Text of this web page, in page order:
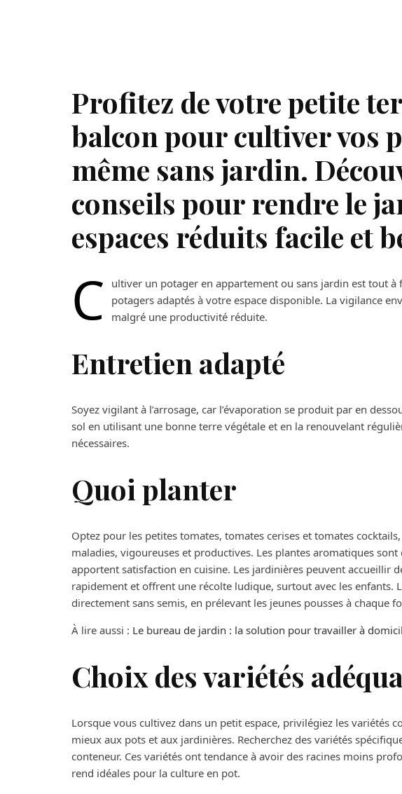
Profitez de votre petite
balcon pour cultiver vos
même sans jardin.
conseils pour rendre le
espaces réduits facile et
C
ultiver un potager en appartement ou sans jardin est tout à
potagers adaptés à votre espace disponible. La vigilance
malgré une productivité réduite.
Entretien adapté
Soyez vigilant à l’arrosage, car l’évaporation se produit par en
sol en utilisant une bonne terre végétale et en la renouvelant
nécessaires.
Quoi planter
Optez pour les petites tomates, tomates cerises et tomates
maladies, vigoureuses et productives. Les plantes aromatiques
apportent satisfaction en cuisine. Les jardinières peuvent accueillir
rapidement et offrent une récolte ludique, surtout avec les enfants.
directement sans semis, en prélevant les jeunes pousses à chaque
À lire aussi : Le bureau de jardin : la solution pour travailler à
Choix des variétés
Lorsque vous cultivez dans un petit espace, privilégiez les variétés
mieux aux pots et aux jardinières. Recherchez des variétés
conteneur. Ces variétés ont tendance à avoir des racines moins
rend idéales pour la culture en pot.